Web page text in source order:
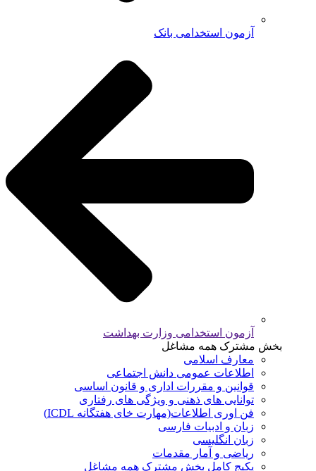
آزمون استخدامی بانک
آزمون استخدامی وزارت بهداشت
بخش مشترک همه مشاغل
معارف اسلامی
اطلاعات عمومی دانش اجتماعی
قوانین و مقررات اداری و قانون اساسی
توانایی های ذهنی و ویژگی های رفتاری
فن اوری اطلاعات(مهارت خای هفتگانه ICDL)
زبان و ادبیات فارسی
زبان انگلیسی
ریاضی و آمار مقدمات
پکیج کامل بخش مشترک همه مشاغل